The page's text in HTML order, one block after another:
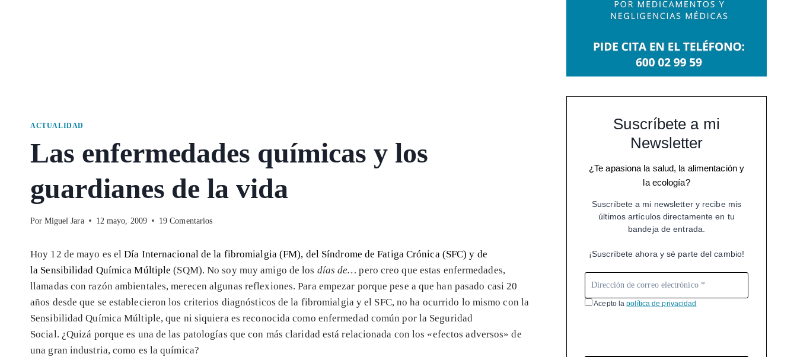
ACTUALIDAD
Las enfermedades químicas y los
guardianes de la vida
Por Miguel Jara 12 mayo, 2009 19 Comentarios
Hoy 12 de mayo es elDía Internacional de la fibromialgia(FM), del Síndrome de Fatiga Crónica (SFC)y de
la Sensibilidad Química Múltiple(SQM). No soy muy amigo de los días de… pero creo que estas enfermedades,
llamadas con razón ambientales, merecen algunas reflexiones. Para empezar porque pese a que han pasado casi 20
años desde que se establecieron los criterios diagnósticos de la fibromialgia y el SFC, no ha ocurrido lo mismo con la
Sensibilidad Química Múltiple, que ni siquiera es reconocida como enfermedad común por la Seguridad
Social. ¿Quizá porque es una de las patologías que con más claridad está relacionada con los «efectos adversos» de
una gran industria, como es la química?
Suscríbete a mi
Newsletter
¿Te apasiona la salud, la alimentación y
la ecología?
Suscríbete a mi newsletter y recibe mis
últimos artículos directamente en tu
bandeja de entrada.
¡Suscríbete ahora y sé parte del cambio!
Acepto lapolítica de privacidad